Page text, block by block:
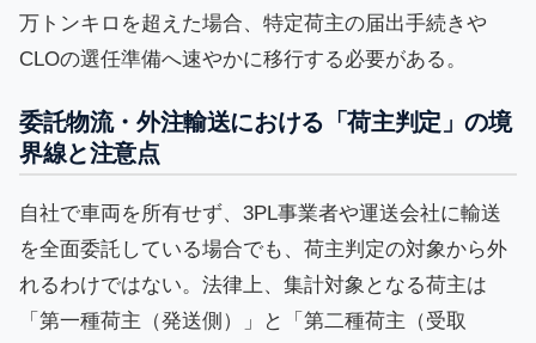
万トンキロを超えた場合、特定荷主の届出手続きや
CLOの選任準備へ速やかに移行する必要がある。
委託物流・外注輸送における「荷主判定」の境
界線と注意点
自社で車両を所有せず、3PL事業者や運送会社に輸送
を全面委託している場合でも、荷主判定の対象から外
れるわけではない。法律上、集計対象となる荷主は
「第一種荷主（発送側）」と「第二種荷主（受取